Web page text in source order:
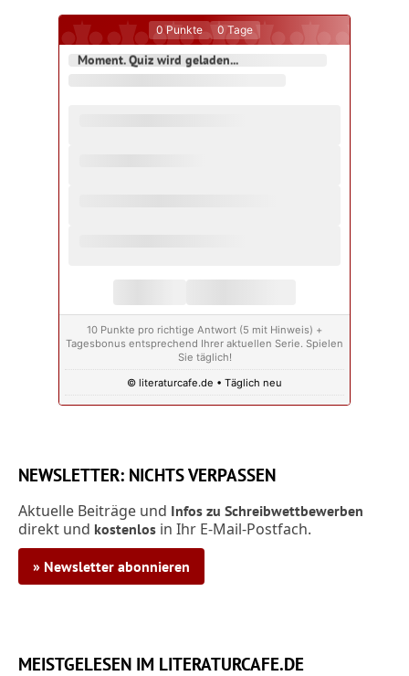
0 Punkte 0 Tage
Moment. Quiz wird geladen...
10 Punkte pro richtige Antwort (5 mit Hinweis) +
Tagesbonus entsprechend Ihrer aktuellen Serie. Spielen
Sie täglich!
© literaturcafe.de • Täglich neu
NEWSLETTER: NICHTS VERPASSEN
Aktuelle Beiträge und Infos zu Schreibwettbewerben
direkt und kostenlos in Ihr E-Mail-Postfach.
» Newsletter abonnieren
MEISTGELESEN IM LITERATURCAFE.DE